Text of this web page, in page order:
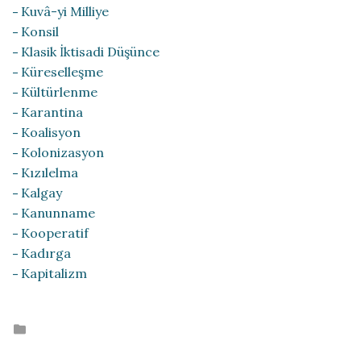
Kuvâ-yi Milliye
Konsil
Klasik İktisadi Düşünce
Küreselleşme
Kültürlenme
Karantina
Koalisyon
Kolonizasyon
Kızılelma
Kalgay
Kanunname
Kooperatif
Kadırga
Kapitalizm